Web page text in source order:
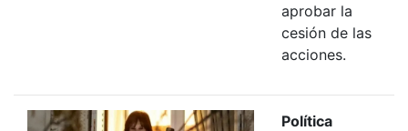
aprobar la
cesión de las
acciones.
Política